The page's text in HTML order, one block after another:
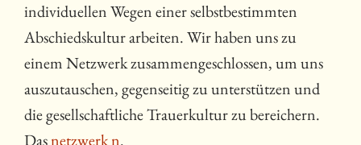
individuellen Wegen einer selbstbestimmten
Abschiedskultur arbeiten. Wir haben uns zu
einem Netzwerk zusammengeschlossen, um uns
auszutauschen, gegenseitig zu unterstützen und
die gesellschaftliche Trauerkultur zu bereichern.
Dasnetzwerk n.